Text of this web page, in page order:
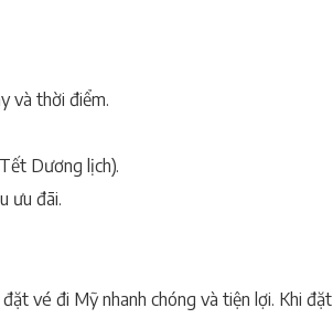
và thời điểm.
Dương lịch).
ưu đãi.
vé đi Mỹ nhanh chóng và tiện lợi. Khi đặt